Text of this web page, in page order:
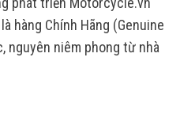
hàng Chính Hãng (Genuine
nguyên niêm phong từ nhà